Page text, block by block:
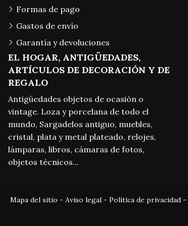
EL HOGAR, ANTIGÜEDADES,
ARTÍCULOS DE DECORACIÓN Y DE
REGALO
Antigüedades objetos de ocasión o
vintage. Loza y porcelana de todo el
mundo, Sargadelos antiguo, muebles,
cristal, plata y metal plateado, relojes,
lámparas, libros, cámaras de fotos,
objetos técnicos...
Formas de pago
Gastos de envío
Garantía y devoluciones
Mapa del sitio - Aviso legal - Política de privacidad -